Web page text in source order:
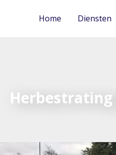
Home Diensten